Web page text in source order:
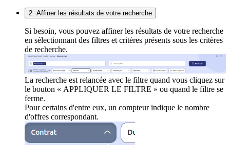
2. Affiner les résultats de votre recherche
Si besoin, vous pouvez affiner les résultats de votre recherche
en sélectionnant des filtres et critères présents sous les critères
de recherche.
La recherche est relancée avec le filtre quand vous cliquez sur
le bouton « APPLIQUER LE FILTRE » ou quand le filtre se
ferme.
Pour certains d'entre eux, un compteur indique le nombre
d'offres correspondant.